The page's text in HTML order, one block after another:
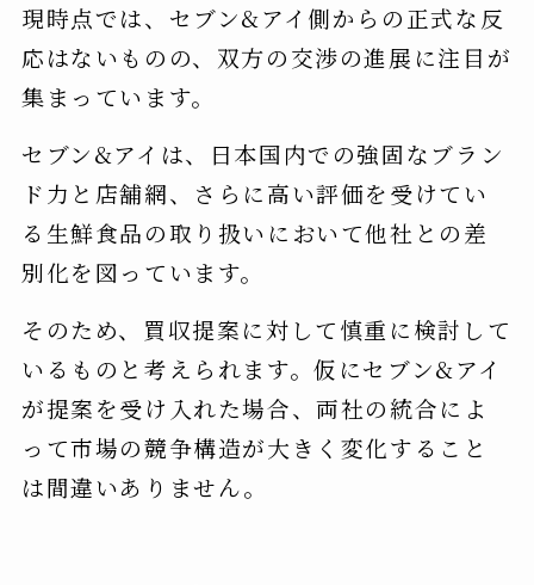
現時点では、セブン&アイ側からの正式な反
応はないものの、双方の交渉の進展に注目が
集まっています。
セブン&アイは、日本国内での強固なブラン
ド力と店舗網、さらに高い評価を受けてい
る生鮮食品の取り扱いにおいて他社との差
別化を図っています。
そのため、買収提案に対して慎重に検討して
いるものと考えられます。仮にセブン&アイ
が提案を受け入れた場合、両社の統合によ
って市場の競争構造が大きく変化すること
は間違いありません。